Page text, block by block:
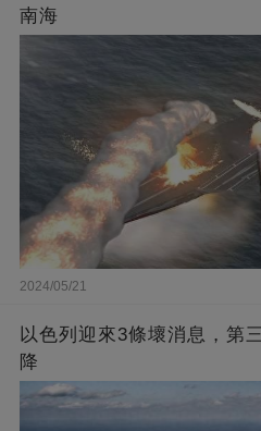
南海
2024/05/21
以色列迎來3條壞消息，第
降